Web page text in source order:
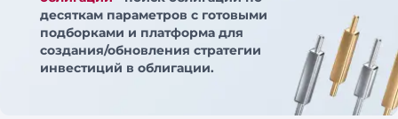
десяткам параметров с готовыми
подборками и платформа для
создания/обновления стратегии
инвестиций в облигации.